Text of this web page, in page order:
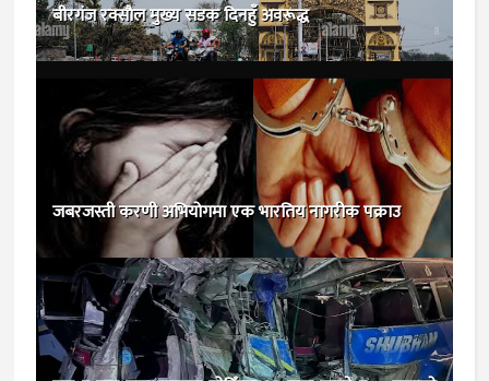
बीरगंज रक्साैल मुख्य सडक दिनहुँ अवरूद्ध
जबरजस्ती करणी अभियोगमा एक भारतिय नागरीक पक्राउ